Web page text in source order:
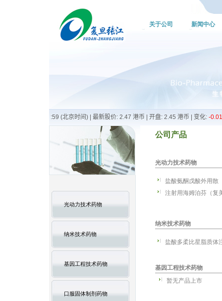
关于公司 新闻中心
光动力技术药物
纳米技术药物
基因工程技术药物
口服固体制剂药物
公司产品
光动力技术药物
盐酸氨酮戊酸外用散
注射用海姆泊芬（复
纳米技术药物
盐酸多柔比星脂质体
基因工程技术药物
暂无产品上市